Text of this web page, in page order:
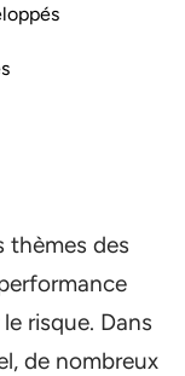
thèmes des
risque. Dans
de nombreux